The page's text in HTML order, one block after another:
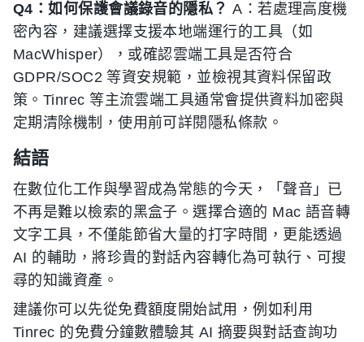
Q4：如何保護會議錄音的隱私？ A：若處理高度機
密內容，建議選擇支援本地端運行的工具（如
MacWhisper），或確認雲端工具是否符合
GDPR/SOC2 等資安規範，並檢視其資料保留政
策。Tinrec 等主流雲端工具通常會提供資料加密與
定期清除機制，使用前可詳閱隱私條款。
結語
在數位化工作與學習成為常態的今天，「聲音」已
不再是難以檢索的黑盒子。選擇合適的 Mac 語音轉
文字工具，不僅能節省大量的打字時間，更能透過
AI 的輔助，將珍貴的對話內容轉化為可執行、可搜
尋的知識資產。
建議你可以先從免費額度開始試用，例如利用
Tinrec 的免費分鐘數體驗其 AI 摘要與對話查詢功